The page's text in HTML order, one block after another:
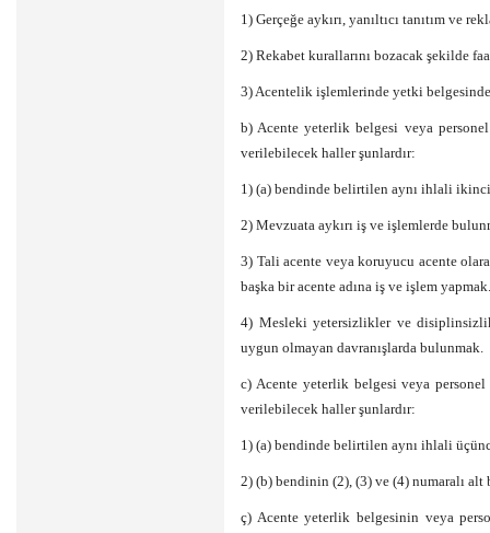
1) Gerçeğe aykırı, yanıltıcı tanıtım ve
2) Rekabet kurallarını bozacak şekilde
3) Acentelik işlemlerinde yetki
b) Acente yeterlik belgesi veya personel
verilebilecek haller şunlardır:
1) (a) bendinde belirtilen aynı ihlali
2) Mevzuata aykırı iş ve işlemlerde
3) Tali acente veya koruyucu acente
başka bir acente adına iş ve işlem yapmak.
4) Mesleki yetersizlikler ve
uygun olmayan davranışlarda bulunmak.
c) Acente yeterlik belgesi veya personel
verilebilecek haller şunlardır:
1) (a) bendinde belirtilen aynı ihlali
2) (b) bendinin (2), (3) ve (4) numaralı
ç) Acente yeterlik belgesinin veya